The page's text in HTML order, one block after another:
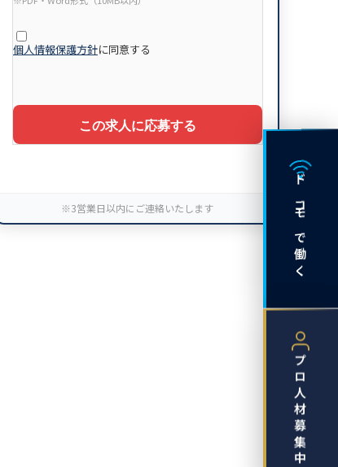
個人情報保護方針に同意する
※3営業日以内にご連絡いたします ドコモで働く
プロ人材募集中